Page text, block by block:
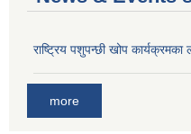
राष्ट्रिय पशुपन्छी खोप
more